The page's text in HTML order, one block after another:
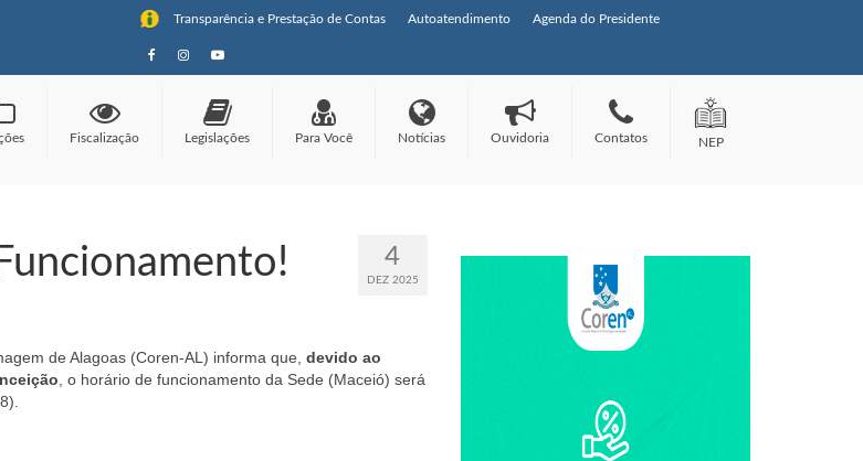
Transparência e Prestação de Contas Autoatendimento Agenda do Presidente
Fiscalização Legislações Para Você Notícias Ouvidoria Contatos NEP
4
DEZ 2025
de Alagoas (Coren-AL) informa que, devido ao
, o horário de funcionamento da Sede (Maceió) será